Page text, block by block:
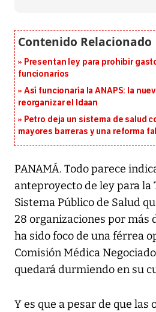
Presentan ley para prohibir
funcionarios
Así funcionaría la ANAPS: la
reorganizar el Idaan
Petro deja un sistema de salud
mayores barreras y una reforma
PANAMÁ. Todo parece
anteproyecto de ley para
Sistema Público de Salud
28 organizaciones por más
ha sido foco de una férrea
Comisión Médica
quedará durmiendo en su
Y es que a pesar de que las